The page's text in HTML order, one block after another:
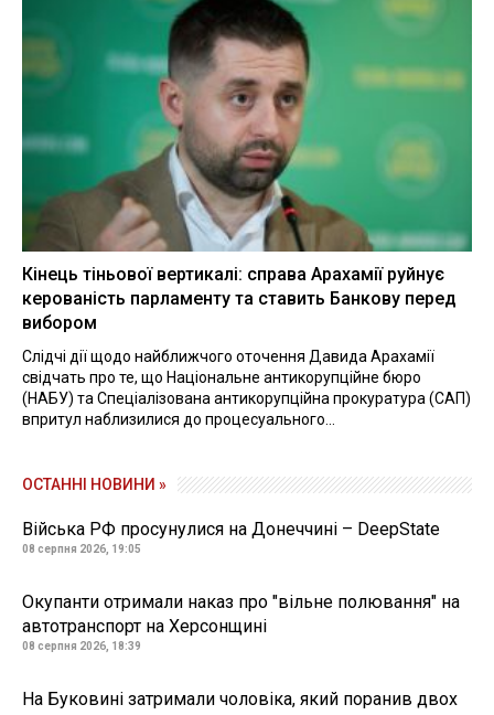
Кінець тіньової вертикалі: справа Арахамії руйнує
керованість парламенту та ставить Банкову перед
вибором
Слідчі дії щодо найближчого оточення Давида Арахамії
свідчать про те, що Національне антикорупційне бюро
(НАБУ) та Спеціалізована антикорупційна прокуратура (САП)
впритул наблизилися до процесуального...
ОСТАННІ НОВИНИ »
Війська РФ просунулися на Донеччині – DeepState
08 серпня 2026, 19:05
Окупанти отримали наказ про "вільне полювання" на
автотранспорт на Херсонщині
08 серпня 2026, 18:39
На Буковині затримали чоловіка, який поранив двох